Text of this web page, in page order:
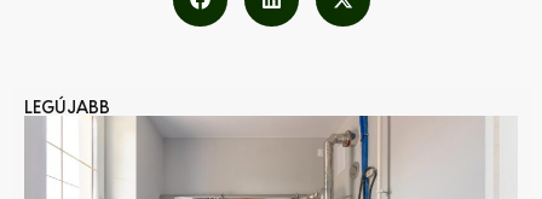
LEGÚJABB